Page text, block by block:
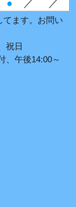
ます。お問い
祝日
、午後14:00～
● ／ ／